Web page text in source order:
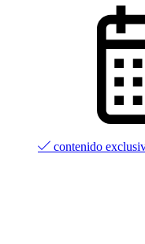
contenido